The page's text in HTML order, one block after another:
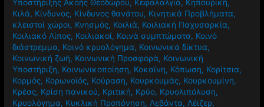
Υποστήριξης Ακοής Θεοδώρου, Κεφαλαλγία, Κηπουρική,
Κιλά, Κίνδυνος, Κίνδυνος θανάτου, Κινητικά Προβλήματα,
κλειστοί χώροι, Κνησμός, Κοιλιά, Κοιλιακή Παχυσαρκία,
Κοιλιακό Λίπος, Κοιλιακοί, Κοινά συμπτώματα, Κοινό
διάστρεμμα, Κοινό κρυολόγημα, Κοινωνικά δίκτυα,
Κοινωνική ζωή, Κοινωνική Προσφορά, Κοινωνική
Υποστήριξη, Κοινωνικοποίηση, Κοκαϊνη, Κόπωση, Κορίτσια,
Κορμός, Κορωνοϊός, Κούραση, Κουρκουμάς, Κουρκουμίνη,
Κρέας, Κρίση πανικού, Κριτική, Κρύο, Κρυολιπόλυση,
Κρυολόγημα, Κυκλική Προπόνηση, Λεβάντα, Λέιζερ,